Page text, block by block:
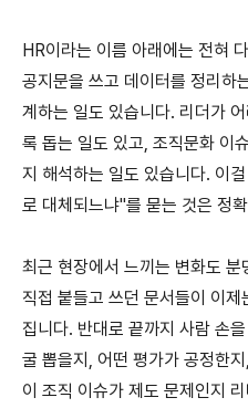
HR이라는 이름 아래에는 전혀
공지문을 쓰고 데이터를 정리하
계하는 일도 있습니다. 리더가
록 돕는 일도 있고, 조직문화 이
지 해석하는 일도 있습니다. 이
로 대체되느냐"를 묻는 것은 정
최근 현장에서 느끼는 변화도
직접 붙들고 쓰던 문서들이 이
집니다. 반대로 끝까지 사람 손
굴 뽑을지, 어떤 평가가 공정한
이 조직 이슈가 제도 문제인지